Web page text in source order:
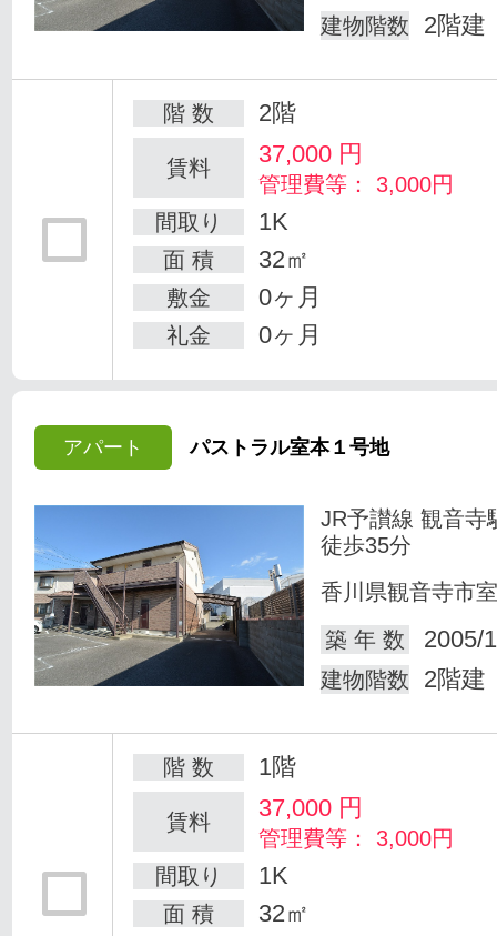
建物階数 2階建
階 数 2階
賃料 37,000 円
管理費等： 3,000円
間取り
1K
面 積 32㎡
敷金 0ヶ月
礼金 0ヶ月
アパート パストラル室本１号地
JR予讃線 観音寺
徒歩35分
香川県観音寺市
築 年 数
2005/
建物階数 2階建
階 数 1階
賃料 37,000 円
管理費等： 3,000円
間取り
1K
面 積 32㎡